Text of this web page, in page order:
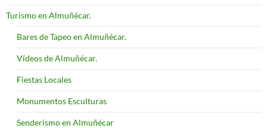
Turismo en Almuñécar.
Bares de Tapeo en Almuñécar.
Vídeos de Almuñécar.
Fiestas Locales
Monumentos Esculturas
Senderismo en Almuñécar